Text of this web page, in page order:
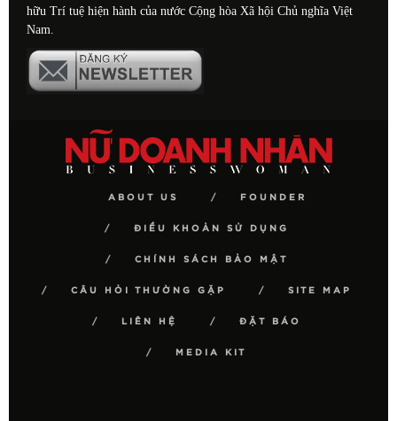
hữu Trí tuệ hiện hành của nước Cộng hòa Xã hội Chủ nghĩa Việt
Nam.
ABOUT US FOUNDER
ĐIỀU KHOẢN SỬ DỤNG
CHÍNH SÁCH BẢO MẬT
CÂU HỎI THƯỜNG GẶP SITE MAP
LIÊN HỆ ĐẶT BÁO
MEDIA KIT